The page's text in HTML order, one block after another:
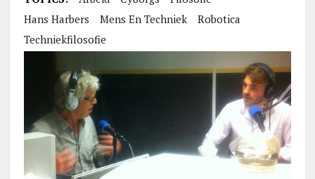
Hans Harbers
Mens En Techniek
Robotica
Techniekfilosofie